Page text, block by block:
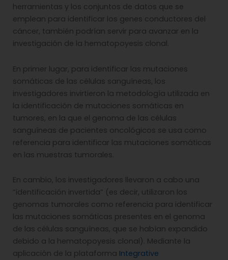
herramientas y los conjuntos de datos que se
emplean para identificar los genes conductores del
cáncer, también podrían servir para avanzar en la
investigación de la hematopoyesis clonal.
En primer lugar, para identificar las mutaciones
somáticas de las células sanguíneas, los
investigadores invirtieron la metodología utilizada en
la identificación de mutaciones somáticas en
tumores, en la que el genoma de las células
sanguíneas de pacientes oncológicos se usa como
referencia para identificar las mutaciones somáticas
en las muestras tumorales.
En cambio, los investigadores llevaron a cabo una
“identificación invertida” (es decir, utilizaron los
genomas tumorales como referencia para identificar
las mutaciones somáticas presentes en el genoma
de las células sanguíneas, que se habían expandido
debido a la hematopoyesis clonal). Mediante la
aplicación de la plataforma Integrative